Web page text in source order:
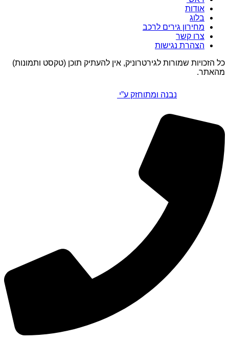
אודות
בלוג
מחירון גירים לרכב
צרו קשר
הצהרת נגישות
כל הזכויות שמורות לגירטרוניק, אין להעתיק תוכן (טקסט ותמונות)
מהאתר.
נבנה ומתוחזק ע”י